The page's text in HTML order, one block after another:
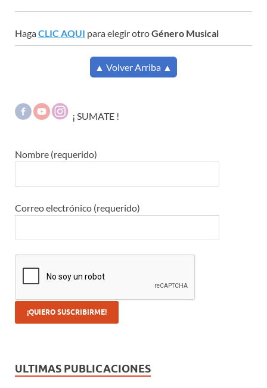
HagaCLIC AQUI para elegir otroGénero Musical
▲ Volver Arriba ▲
¡ SUMATE !
Nombre (requerido)
Correo electrónico (requerido)
ULTIMAS PUBLICACIONES